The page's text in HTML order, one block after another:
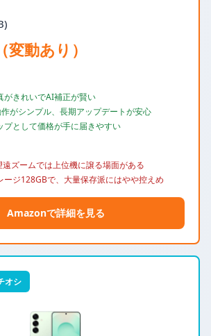
動あり）
がきれいでAI補正が賢い
がシンプル、長期アップデートが安心
プとして価格が手に届きやすい
ズームでは上位機に譲る場面がある
ージ128GBで、大量保存派にはやや控えめ
Amazonで詳細を見る
オシ